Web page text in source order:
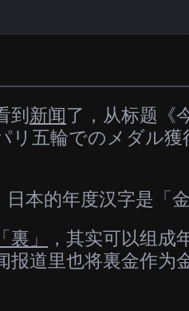
到 新闻了，从标题
五輪でのメダル獲
日本的年度汉字是「
」
，其实可以组成
报道里也将裏金作为